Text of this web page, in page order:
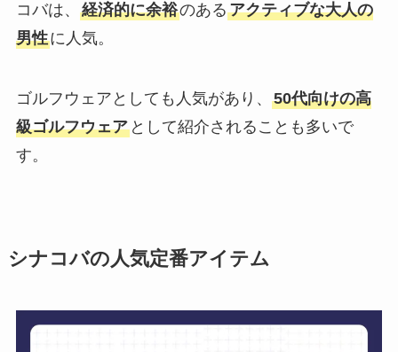
コバは、 経済的に余裕のあるアクティブな大人の
男性に人気。
ゴルフウェアとしても人気があり、 50代向けの高
級ゴルフウェアとして紹介されることも多いで
す。
シナコバの人気定番アイテム